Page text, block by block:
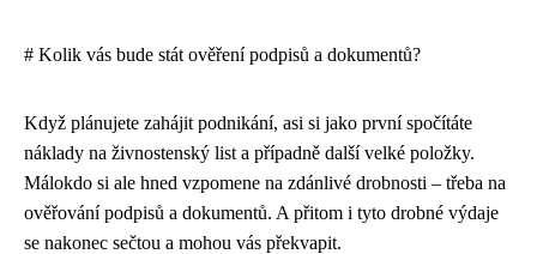
# Kolik vás bude stát ověření podpisů a dokumentů?
Když plánujete zahájit podnikání, asi si jako první spočítáte
náklady na živnostenský list a případně další velké položky.
Málokdo si ale hned vzpomene na zdánlivé drobnosti – třeba na
ověřování podpisů a dokumentů. A přitom i tyto drobné výdaje
se nakonec sečtou a mohou vás překvapit.